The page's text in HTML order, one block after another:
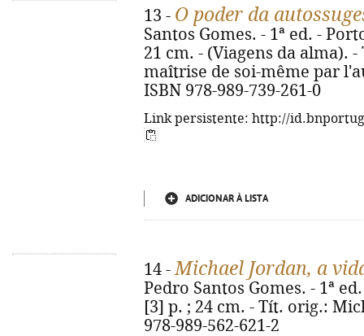
13 - O poder da
Santos Gomes. - 1ª ed. -
21 cm. - (Viagens da alma).
maîtrise de soi-même par
ISBN 978-989-739-261-0
Link persistente: http://
ADICIONAR À LISTA
14 -Michael Jordan, a
Pedro Santos Gomes. - 1ª
[3] p. ; 24 cm. - Tít. orig.:
978-989-562-621-2